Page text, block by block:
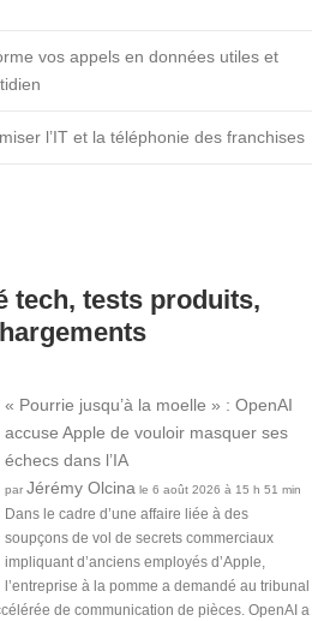
vos appels en données utiles et
l’IT et la téléphonie des franchises
tech, tests produits,
« Pourrie jusqu’à la moelle » : OpenAI
accuse Apple de vouloir masquer ses
échecs dans l’IA
parJérémy Olcina le 6 août 2026 à 15 h 51 min
Dans le cadre d’une affaire liée à des
soupçons de vol de secrets commerciaux
impliquant d’anciens employés d’Apple,
l’entreprise à la pomme a demandé au tribunal
de communication de pièces. OpenAI a